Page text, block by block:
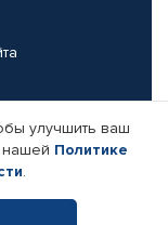
компании
улучшить ваш
нашей Политике
.